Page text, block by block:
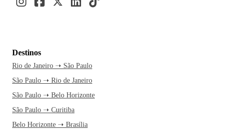
Destinos
Rio de Janeiro ➝ São Paulo
São Paulo ➝ Rio de Janeiro
São Paulo ➝ Belo Horizonte
São Paulo ➝ Curitiba
Belo Horizonte ➝ Brasília